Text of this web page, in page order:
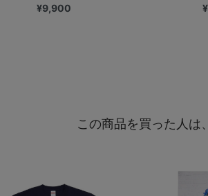
¥9,900
この商品を買った人は